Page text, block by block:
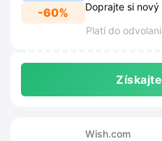
-60%
Doprajte si
Platí do
Wish.com